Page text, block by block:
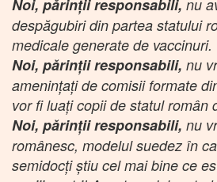
Noi, părinții responsabili, nu
despăgubiri din partea statului
medicale generate de vaccinuri.
Noi, părinții responsabili, nu
amenințați de comisii formate
vor fi luați copii de statul român
Noi, părinții responsabili, nu
românesc, modelul suedez în
semidocți știu cel mai bine ce